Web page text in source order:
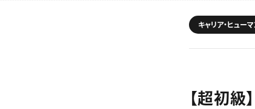
キャリア・ヒュー
【超初